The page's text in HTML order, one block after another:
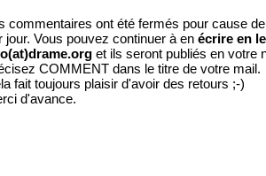
commentaires ont été fermés pour cause
jour. Vous pouvez continuer à en écrire en
et ils seront publiés en votre
COMMENT dans le titre de votre mail.
fait toujours plaisir d'avoir des retours ;-)
d'avance.